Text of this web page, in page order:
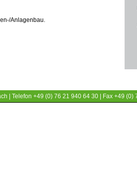
Anlagenbau.
| Telefon +49 (0) 76 21 940 64 30 | Fax +49 (0)